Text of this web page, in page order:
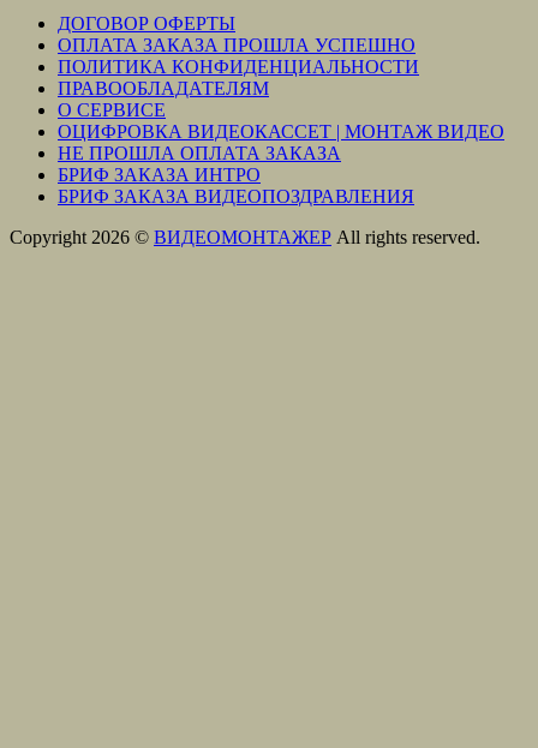
ДОГОВОР ОФЕРТЫ
ОПЛАТА ЗАКАЗА ПРОШЛА УСПЕШНО
ПОЛИТИКА КОНФИДЕНЦИАЛЬНОСТИ
ПРАВООБЛАДАТЕЛЯМ
О СЕРВИСЕ
ОЦИФРОВКА ВИДЕОКАССЕТ | МОНТАЖ ВИДЕО
НЕ ПРОШЛА ОПЛАТА ЗАКАЗА
БРИФ ЗАКАЗА ИНТРО
БРИФ ЗАКАЗА ВИДЕОПОЗДРАВЛЕНИЯ
Copyright 2026 © ВИДЕОМОНТАЖЕР All rights reserved.